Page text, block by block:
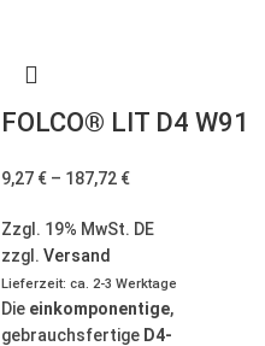
FOLCO® LIT D4 W91
9,27 € – 187,72 €
Zzgl. 19% MwSt. DE
zzgl. Versand
Lieferzeit: ca. 2-3 Werktage
Die einkomponentige,
gebrauchsfertige D4-